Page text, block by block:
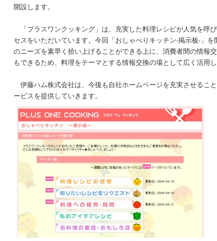
開設します。
「プラスワンクッキング」は、充実した料理レシピが人気を呼
セスをいただいています。今回「おしゃべりキッチン‐掲示板‐」
のニーズを素早く拾い上げることができる上に、消費者間の情報
もできるため、料理をテーマとする情報交換の場として広く活用
伊藤ハム株式会社は、今後も自社ホームページを充実させるこ
ービスを提供していきます。